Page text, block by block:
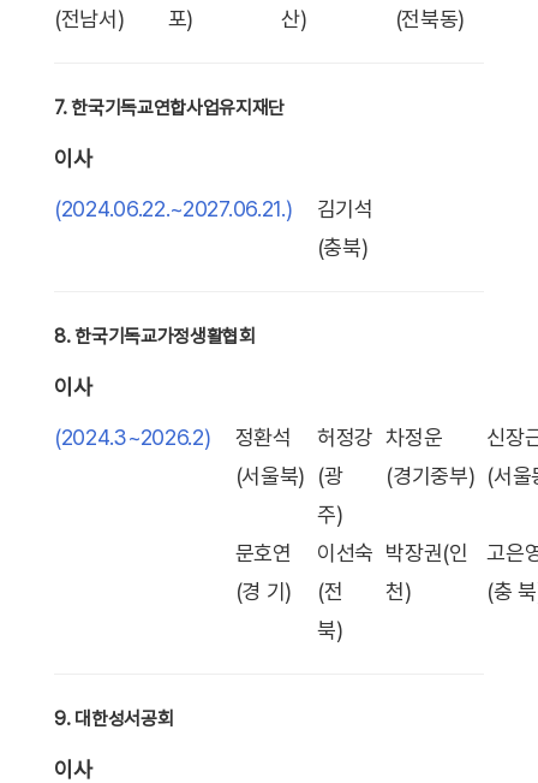
(전남서)
포)
산)
(전북동)
7. 한국기독교연합사업유지재단
이사
(2024.06.22.~2027.06.21.)
김기석
(충북)
8. 한국기독교가정생활협회
이사
(2024.3~2026.2)
정환석
(서울북)
허정강
(광
주)
차정운
(경기중부)
신장
(서울
문호연
(경 기)
이선숙
(전
북)
박장권(인
천)
고은
(충
9. 대한성서공회
이사